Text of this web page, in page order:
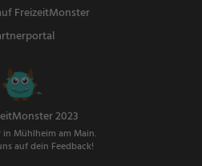
FreizeitMonster
2023
Mühlheim am Main.
auf dein Feedback!